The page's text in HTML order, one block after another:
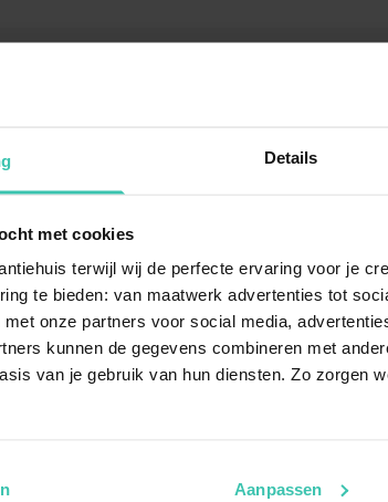
Details
met cookies
terwijl wij de perfecte ervaring voor je
te bieden: van maatwerk advertenties tot
onze partners voor social media,
kunnen de gegevens combineren met
van je gebruik van hun diensten. Zo zorgen
Aanpassen
entdecken
Ein Urlaub in Warmenhuizen
Ferienwohnung entspannen oder ein
Auszeit nahe der Dünen.